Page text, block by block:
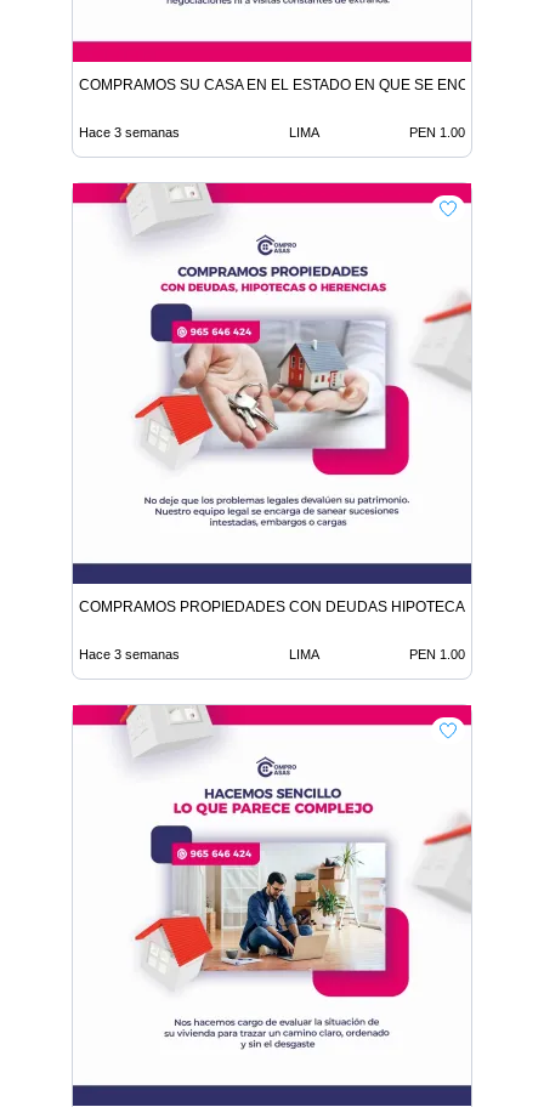
COMPRAMOS SU CASA EN EL ESTADO EN QUE SE ENCUENTRE
Hace 3 semanas LIMA PEN 1.00
COMPRAMOS PROPIEDADES CON DEUDAS HIPOTECAS O
Hace 3 semanas LIMA PEN 1.00